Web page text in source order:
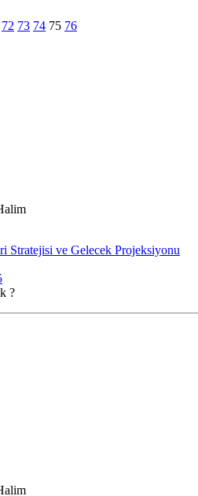
72 73 74 75 76
ve Gelecek Projeksiyonu
?